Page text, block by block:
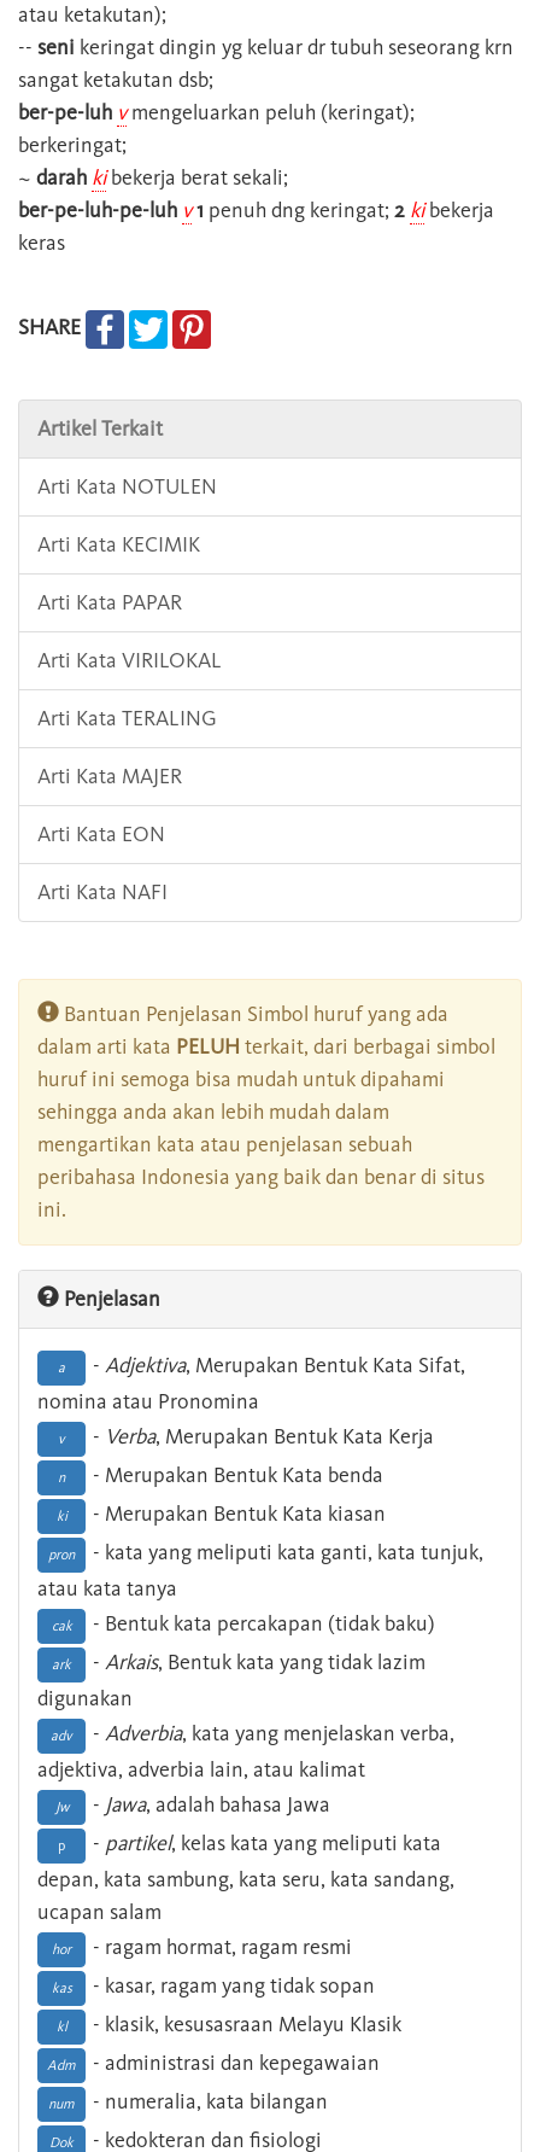
atau ketakutan);
-- seni keringat dingin yg keluar dr tubuh seseorang krn
sangat ketakutan dsb;
ber-pe-luh vmengeluarkan peluh (keringat);
berkeringat;
~ darah kibekerja berat sekali;
ber-pe-luh-pe-luh v1 penuh dng keringat; 2 kibekerja
keras
SHARE
Artikel Terkait
Arti Kata NOTULEN
Arti Kata KECIMIK
Arti Kata PAPAR
Arti Kata VIRILOKAL
Arti Kata TERALING
Arti Kata MAJER
Arti Kata EON
Arti Kata NAFI
Bantuan Penjelasan Simbol huruf yang ada
dalam arti kata PELUH terkait, dari berbagai simbol
huruf ini semoga bisa mudah untuk dipahami
sehingga anda akan lebih mudah dalam
mengartikan kata atau penjelasan sebuah
peribahasa Indonesia yang baik dan benar di situs
ini.
Penjelasan
a - Adjektiva, Merupakan Bentuk Kata Sifat,
nomina atau Pronomina
v - Verba, Merupakan Bentuk Kata Kerja
n - Merupakan Bentuk Kata benda
ki - Merupakan Bentuk Kata kiasan
pron
- kata yang meliputi kata ganti, kata tunjuk,
atau kata tanya
cak - Bentuk kata percakapan (tidak baku)
ark - Arkais, Bentuk kata yang tidak lazim
digunakan
adv - Adverbia, kata yang menjelaskan verba,
adjektiva, adverbia lain, atau kalimat
Jw - Jawa, adalah bahasa Jawa
p - partikel, kelas kata yang meliputi kata
depan, kata sambung, kata seru, kata sandang,
ucapan salam
hor - ragam hormat, ragam resmi
kas - kasar, ragam yang tidak sopan
kl - klasik, kesusasraan Melayu Klasik
Adm - administrasi dan kepegawaian
num - numeralia, kata bilangan
Dok - kedokteran dan fisiologi